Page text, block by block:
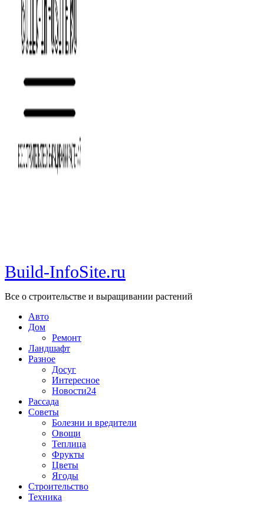
Build-InfoSite.ru
Все о строительстве и выращивании растений
Авто
Дом
Ремонт
Ландшафт
Разное
Досуг
Интересное
Новости24
Рассада
Советы
Болезни и вредители
Овощи
Теплица
Фрукты
Цветы
Ягоды
Строительство
Техника